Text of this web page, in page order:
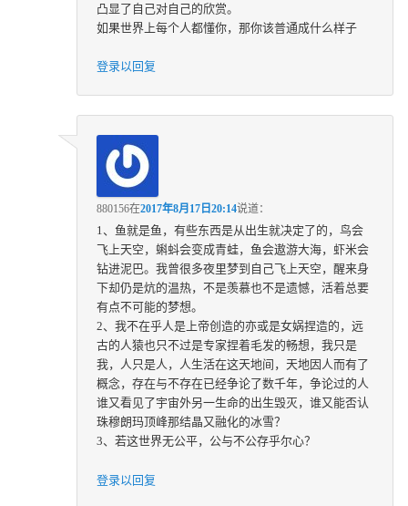
凸显了自己对自己的欣赏。
如果世界上每个人都懂你，那你该普通成什么样子
登录以回复
880156在2017年8月17日20:14说道：
1、鱼就是鱼，有些东西是从出生就决定了的，鸟会
飞上天空，蝌蚪会变成青蛙，鱼会遨游大海，虾米会
钻进泥巴。我曾很多夜里梦到自己飞上天空，醒来身
下却仍是炕的温热，不是羡慕也不是遗憾，活着总要
有点不可能的梦想。
2、我不在乎人是上帝创造的亦或是女娲捏造的，远
古的人猿也只不过是专家捏着毛发的畅想，我只是
我，人只是人，人生活在这天地间，天地因人而有了
概念，存在与不存在已经争论了数千年，争论过的人
谁又看见了宇宙外另一生命的出生毁灭，谁又能否认
珠穆朗玛顶峰那结晶又融化的冰雪？
3、若这世界无公平，公与不公存乎尔心？
登录以回复